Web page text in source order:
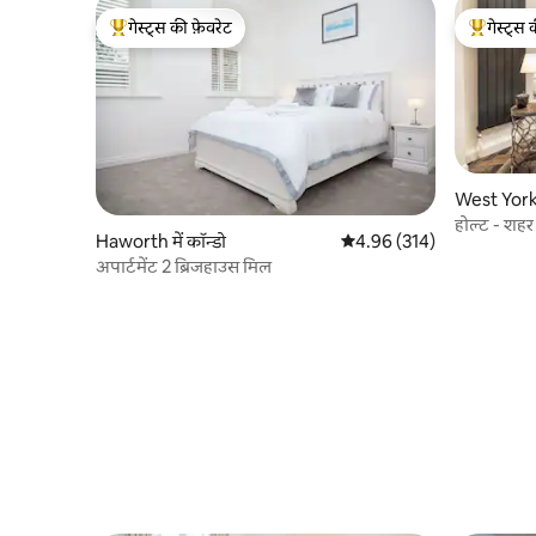
गेस्ट्स का टॉप फ़ेवरेट
गेस्ट्स की फ़ेवरेट
Haworth में कॉन्डो औसत रेटिंग 5 में से 4.96, 314
4.96 (314)
अपार्टमेंट 2 ब्रिजहाउस मिल
गेस्ट्स का
गेस्ट्स
West
होल्ट -